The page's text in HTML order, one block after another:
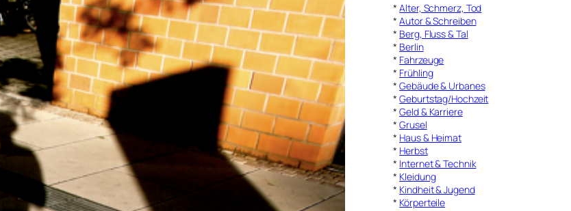
*Alter, Schmerz, Tod
*Autor & Schreiben
* Berg, Fluss & Tal
* Berlin
* Fahrzeuge
* Frühling
*Gebäude & Urbanes
*Geburtstag/Hochzeit
*Geld & Karriere
*Grusel
* Haus & Heimat
* Herbst
* Internet & Technik
* Kleidung
* Kindheit & Jugend
* Körperteile